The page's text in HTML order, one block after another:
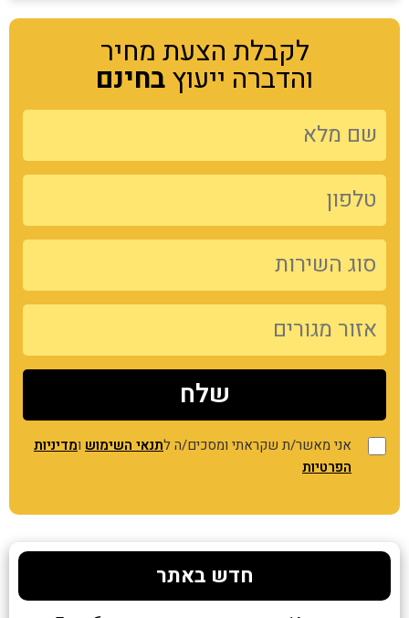
לקבלת הצעת מחיר
והדברה ייעוץבחינם
אני מאשר/ת שקראתי ומסכים/ה לתנאי השימוש ומדיניות
הפרטיות
חדש באתר